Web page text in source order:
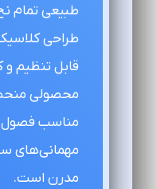
طبیعی تمام
طراحی
قابل تنظیم و
محصولی
مناسب فصول
مهمانی‌های
مدرن است.